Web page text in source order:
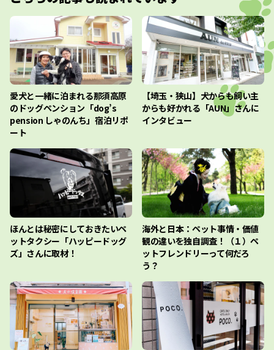
愛犬と一緒に泊まれる那須高原
のドッグペンション「dog’s
pension しゃのんち」宿泊リポ
ート
【埼玉・狭山】犬からも飼い主
からも好かれる「AUN」さんに
インタビュー
ほんとは秘密にしておきたいペ
ットタクシー「ハッピードッグ
ズ」さんに取材！
海外と日本：ペット事情・価値
観の違いを独自調査！（１）ペ
ットフレンドリーって何だろ
う？